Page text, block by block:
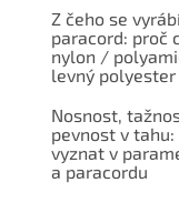
Z čeho se
paracord: proč
nylon /
levný polyester
Nosnost,
pevnost v tahu:
vyznat v
a paracordu